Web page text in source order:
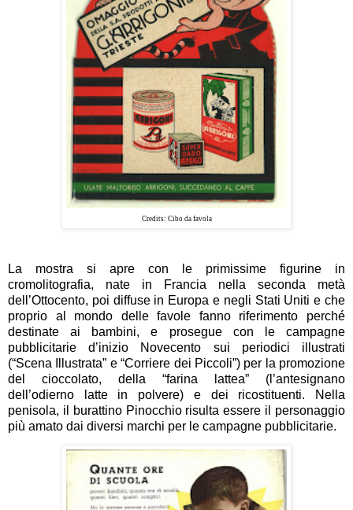
Credits: Cibo da favola
La mostra si apre con
le primissime figurine in
cromolitografia, nate in Francia nella seconda metà
dell’Ottocento, poi diffuse in Europa e negli Stati Uniti e che
proprio al mondo delle favole fanno riferimento perché
destinate ai bambini, e prosegue con
le campagne
pubblicitaried’inizio Novecento sui periodici illustrati
(“Scena Illustrata” e “Corriere dei Piccoli”) per la promozione
del cioccolato, della “farina lattea” (l’antesignano
dell’odierno latte in polvere) e dei ricostituenti.
Nella
penisola, il burattino Pinocchio risulta essere il personaggio
più amato dai diversi marchi per le campagne pubblicitarie.